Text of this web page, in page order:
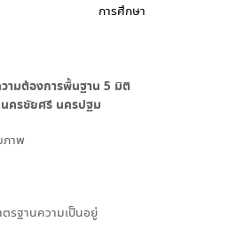
การศึกษา
ามต้องการพื้นฐาน 5 มิติ
ครชัยศรี นครปฐม
าพ
รฐานความเป็นอยู่